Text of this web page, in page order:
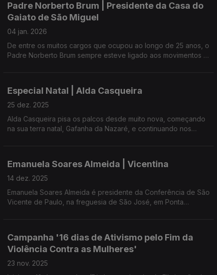
publicação semestral que visa facilitar a edição de obras de
outras escritoras, para que as vozes em português alcancem a
dimensão merecida.
Com Ana Resendes e Maria José Raposo, presidente da Umar
Açores.
Padre Norberto Brum | Presidente da Casa do
Gaiato de São Miguel
04 jan. 2026
De entre os muitos cargos que ocupou ao longo de 25 anos, o
Padre Norberto Brum sempre esteve ligado aos movimentos e
Casa do Gaiato de São Miguel.
Que desafios se colocam a uma instituição a quem são
Que valências possui, como funciona e como podemos
colaborar?
presidente da UMAR-Açores.
Especial Natal | Alda Casqueira
25 dez. 2025
Alda Casqueira pisa os palcos desde muito nova, começando
na sua terra natal, Gafanha da Nazaré, e continuando nos
Educadora de infância, educa também através da música já
que é cantautora e apaixonada pela composição.
canções tradicionais e de Natal.
Emanuela Soares Almeida | Vicentina
14 dez. 2025
Emanuela Soares Almeida é presidente da Conferência de São
Vicente de Paulo, na freguesia de São José, em Ponta
Qual a sua área de intervenção e como atua na sociedade?
Questões colocadas por Ana Resendes e Maria José Raposo,
Campanha '16 dias de Ativismo pelo Fim da
Violência Contra as Mulheres'
23 nov. 2025